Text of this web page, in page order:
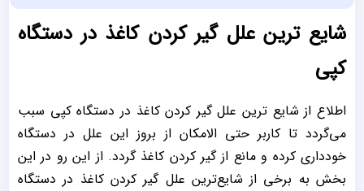
شایع‌ ترین علل گیر کردن کاغذ در دستگاه
کپی
اطلاع از شایع‌ ترین علل گیر کردن کاغذ در دستگاه کپی سبب
می‌گردد تا کاربر حتی‌ الامکان از بروز این علل در دستگاه
خودداری کرده و مانع از گیر کردن کاغذ گردد. از این رو در این
بخش به برخی از شایع‌ترین علل گیر کردن کاغذ در دستگاه